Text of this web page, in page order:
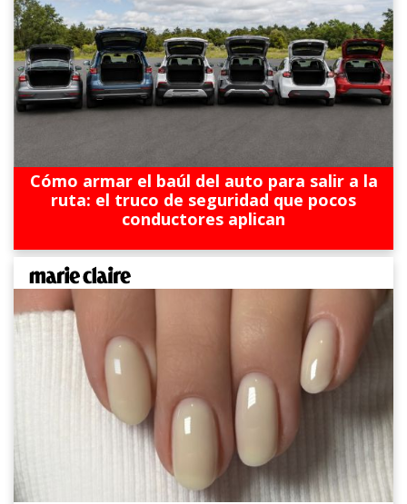
Cómo armar el baúl del auto para salir a la
ruta: el truco de seguridad que pocos
conductores aplican